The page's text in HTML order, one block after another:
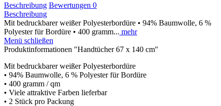
Beschreibung Bewertungen 0
Beschreibung
Mit bedruckbarer weißer Polyesterbordüre • 94% Baumwolle, 6 %
Polyester für Bordüre • 400 gramm... mehr
Menü schließen
Produktinformationen "Handtücher 67 x 140 cm"
Mit bedruckbarer weißer Polyesterbordüre
• 94% Baumwolle, 6 % Polyester für Bordüre
• 400 gramm / qm
• Viele attraktive Farben lieferbar
• 2 Stück pro Packung